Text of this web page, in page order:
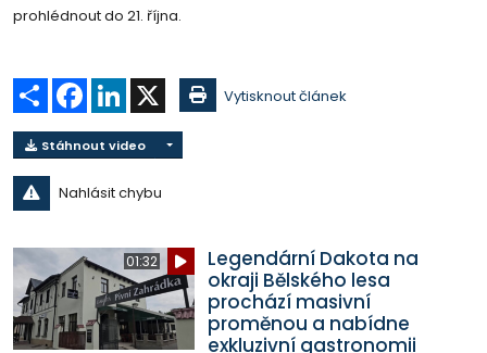
prohlédnout do 21. října.
Sdílet Facebook
LinkedIn Vytisknout článek
Stáhnout video
Nahlásit chybu
01:32
Legendární Dakota na
okraji Bělského lesa
prochází masivní
proměnou a nabídne
exkluzivní gastronomii